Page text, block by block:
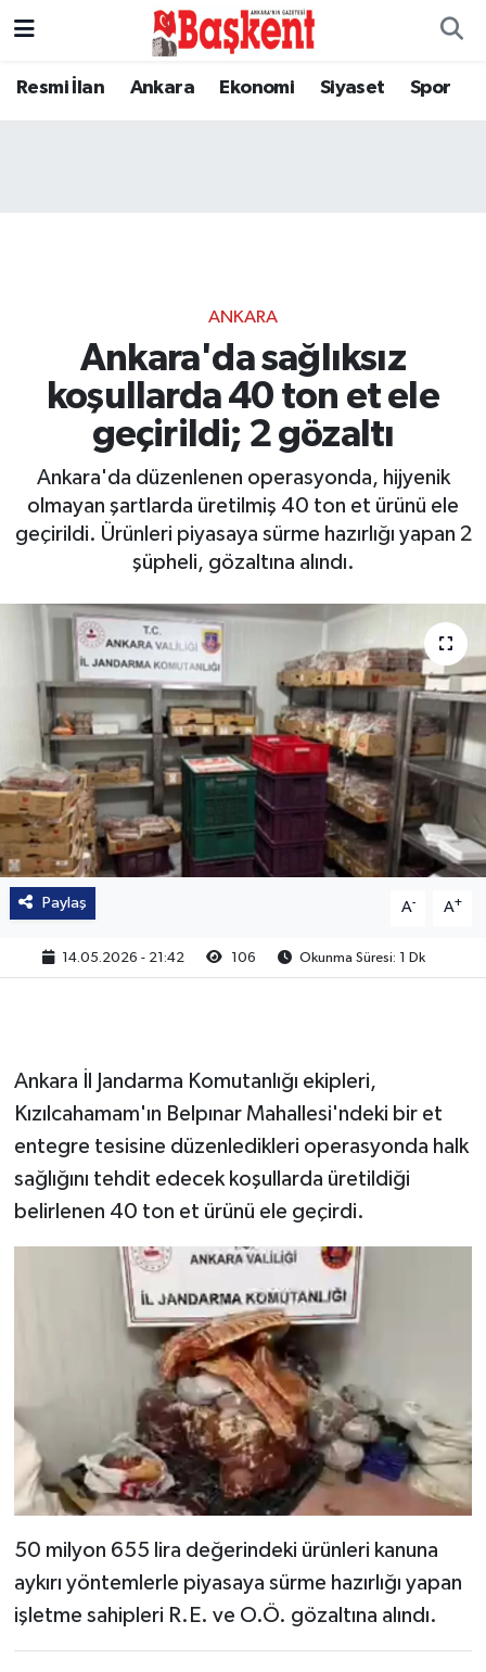
Resmi İlan Ankara Ekonomi Siyaset Spor
ANKARA
Ankara'da sağlıksız
koşullarda 40 ton et ele
geçirildi; 2 gözaltı
Ankara'da düzenlenen operasyonda, hijyenik
olmayan şartlarda üretilmiş 40 ton et ürünü ele
geçirildi. Ürünleri piyasaya sürme hazırlığı yapan 2
şüpheli, gözaltına alındı.
Paylaş A- A+
14.05.2026 - 21:42 106 Okunma Süresi: 1 Dk
Ankara İl Jandarma Komutanlığı ekipleri,
Kızılcahamam'ın Belpınar Mahallesi'ndeki bir et
entegre tesisine düzenledikleri operasyonda halk
sağlığını tehdit edecek koşullarda üretildiği
belirlenen 40 ton et ürünü ele geçirdi.
50 milyon 655 lira değerindeki ürünleri kanuna
aykırı yöntemlerle piyasaya sürme hazırlığı yapan
işletme sahipleri R.E. ve O.Ö. gözaltına alındı.